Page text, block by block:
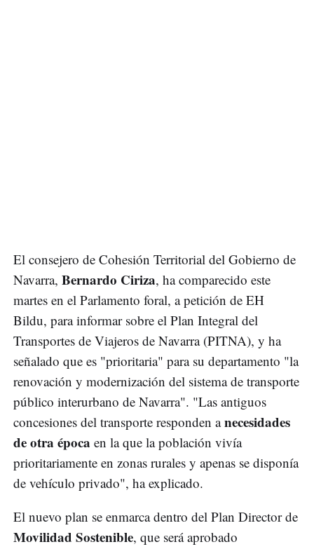
El consejero de Cohesión Territorial del Gobierno de
Navarra, Bernardo Ciriza, ha comparecido este
martes en el Parlamento foral, a petición de EH
Bildu, para informar sobre el Plan Integral del
Transportes de Viajeros de Navarra (PITNA), y ha
señalado que es "prioritaria" para su departamento "la
renovación y modernización del sistema de transporte
público interurbano de Navarra". "Las antiguos
concesiones del transporte responden anecesidades
de otra época en la que la población vivía
prioritariamente en zonas rurales y apenas se disponía
de vehículo privado", ha explicado.
El nuevo plan se enmarca dentro del Plan Director de
Movilidad Sostenible, que será aprobado